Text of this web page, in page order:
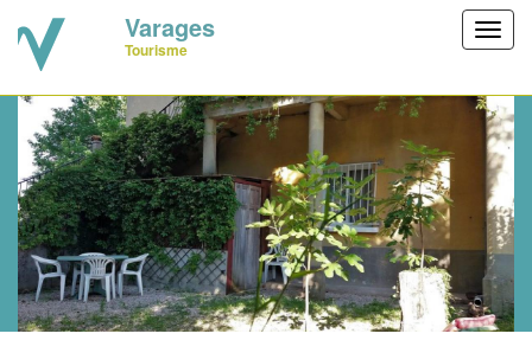
Varages
Tourisme